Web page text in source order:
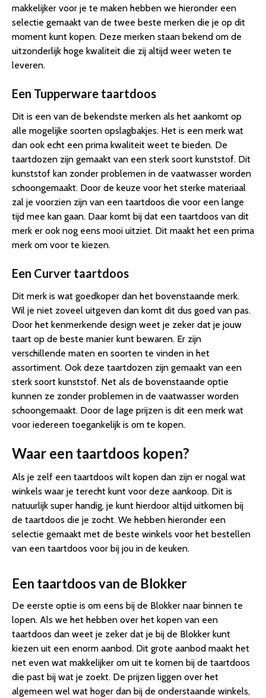
makkelijker voor je te maken hebben we hieronder een
selectie gemaakt van de twee beste merken die je op dit
moment kunt kopen. Deze merken staan bekend om de
uitzonderlijk hoge kwaliteit die zij altijd weer weten te
leveren.
Een Tupperware taartdoos
Dit is een van de bekendste merken als het aankomt op
alle mogelijke soorten opslagbakjes. Het is een merk wat
dan ook echt een prima kwaliteit weet te bieden. De
taartdozen zijn gemaakt van een sterk soort kunststof. Dit
kunststof kan zonder problemen in de vaatwasser worden
schoongemaakt. Door de keuze voor het sterke materiaal
zal je voorzien zijn van een taartdoos die voor een lange
tijd mee kan gaan. Daar komt bij dat een taartdoos van dit
merk er ook nog eens mooi uitziet. Dit maakt het een prima
merk om voor te kiezen.
Een Curver taartdoos
Dit merk is wat goedkoper dan het bovenstaande merk.
Wil je niet zoveel uitgeven dan komt dit dus goed van pas.
Door het kenmerkende design weet je zeker dat je jouw
taart op de beste manier kunt bewaren. Er zijn
verschillende maten en soorten te vinden in het
assortiment. Ook deze taartdozen zijn gemaakt van een
sterk soort kunststof. Net als de bovenstaande optie
kunnen ze zonder problemen in de vaatwasser worden
schoongemaakt. Door de lage prijzen is dit een merk wat
voor iedereen toegankelijk is om te kopen.
Waar een taartdoos kopen?
Als je zelf een taartdoos wilt kopen dan zijn er nogal wat
winkels waar je terecht kunt voor deze aankoop. Dit is
natuurlijk super handig, je kunt hierdoor altijd uitkomen bij
de taartdoos die je zocht. We hebben hieronder een
selectie gemaakt met de beste winkels voor het bestellen
van een taartdoos voor bij jou in de keuken.
Een taartdoos van de Blokker
De eerste optie is om eens bij de Blokker naar binnen te
lopen. Als we het hebben over het kopen van een
taartdoos dan weet je zeker dat je bij de Blokker kunt
kiezen uit een enorm aanbod. Dit grote aanbod maakt het
net even wat makkelijker om uit te komen bij de taartdoos
die past bij wat je zoekt. De prijzen liggen over het
algemeen wel wat hoger dan bij de onderstaande winkels,